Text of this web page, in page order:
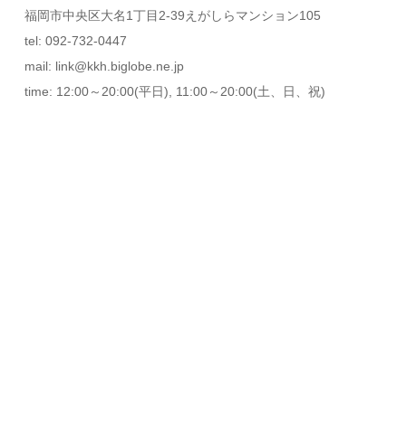
福岡市中央区大名1丁目2-39えがしらマンション105
tel: 092-732-0447
mail: link@kkh.biglobe.ne.jp
time: 12:00～20:00(平日), 11:00～20:00(土、日、祝)